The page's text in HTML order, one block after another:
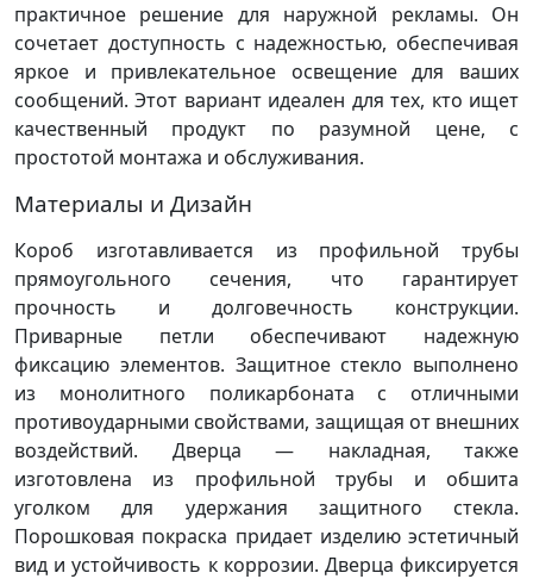
практичное решение для наружной рекламы. Он
сочетает доступность с надежностью, обеспечивая
яркое и привлекательное освещение для ваших
сообщений. Этот вариант идеален для тех, кто ищет
качественный продукт по разумной цене, с
простотой монтажа и обслуживания.
Материалы и Дизайн
Короб изготавливается из профильной трубы
прямоугольного сечения, что гарантирует
прочность и долговечность конструкции.
Приварные петли обеспечивают надежную
фиксацию элементов. Защитное стекло выполнено
из монолитного поликарбоната с отличными
противоударными свойствами, защищая от внешних
воздействий. Дверца — накладная, также
изготовлена из профильной трубы и обшита
уголком для удержания защитного стекла.
Порошковая покраска придает изделию эстетичный
вид и устойчивость к коррозии. Дверца фиксируется